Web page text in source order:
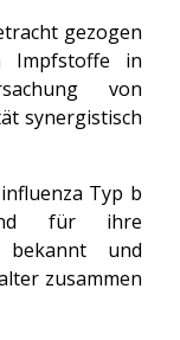
gezogen
Impfstoffe in
von
synergistisch
Typ b
für ihre
bekannt und
zusammen